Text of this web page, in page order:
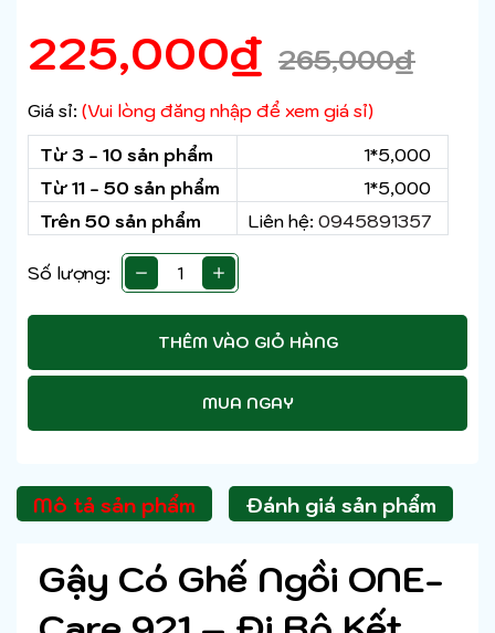
225,000₫ 265,000₫
Giá sỉ: (Vui lòng đăng nhập để xem giá sỉ)
Từ 3 - 10 sản phẩm
1*5,000
Từ 11 - 50 sản phẩm
1*5,000
Trên 50 sản phẩm
Liên hệ: 0945891357
Số lượng:
THÊM VÀO GIỎ HÀNG
MUA NGAY
Mô tả sản phẩm Đánh giá sản phẩm
Gậy Có Ghế Ngồi ONE-